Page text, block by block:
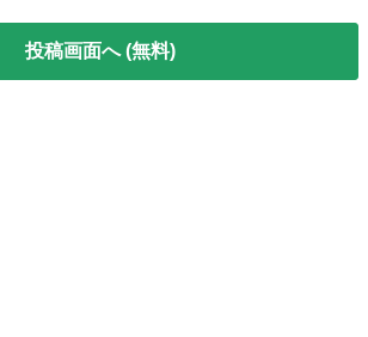
投稿画面へ (無料)